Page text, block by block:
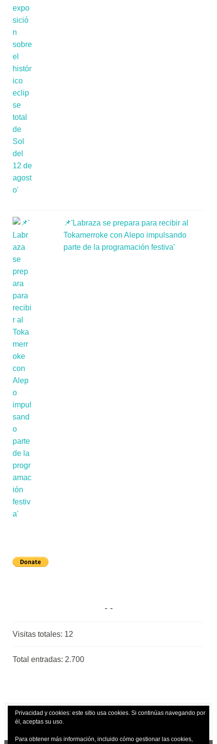
📌'Labraza se prepara para recibir al
Tokamerroke con Alepo impulsando
parte de la programación festiva'
Visitas totales: 12
Total entradas: 2.700
Privacidad y cookies: este sitio usa cookies. Si continúas navegando por
él, aceptas su uso.
Para obtener más información, incluido cómo gestionar las cookies,